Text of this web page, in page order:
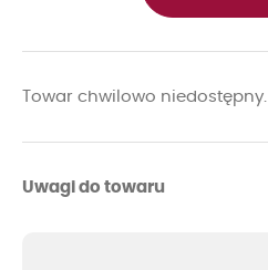
Towar chwilowo niedostępny.
Uwagi do towaru